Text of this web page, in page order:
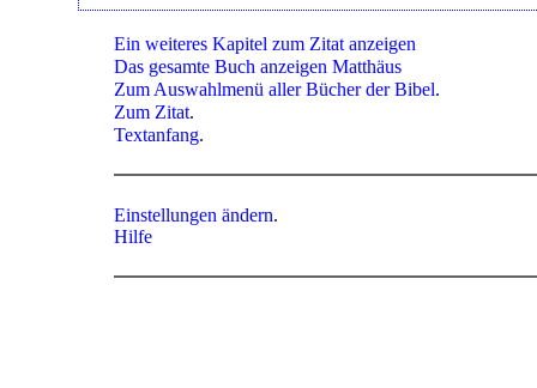
Ein weiteres Kapitel zum Zitat anzeigen
Das gesamte Buch anzeigen Matthäus
Zum Auswahlmenü aller Bücher der Bibel.
Zum Zitat.
Textanfang.
Einstellungen ändern.
Hilfe